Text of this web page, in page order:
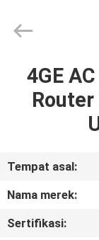
RUMAH
TENTANG
KAMI
TUR
Co.,Ltd..
4GE
Router
Tempat asal:
Nama merek:
Sertifikasi: